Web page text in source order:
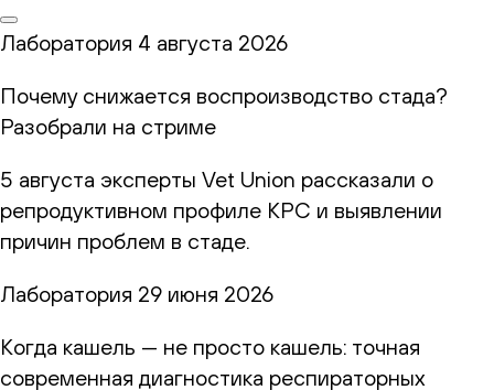
Лаборатория 4 августа 2026
Почему снижается воспроизводство стада?
Разобрали на стриме
5 августа эксперты Vet Union рассказали о
репродуктивном профиле КРС и выявлении
причин проблем в стаде.
Лаборатория 29 июня 2026
Когда кашель — не просто кашель: точная
современная диагностика респираторных